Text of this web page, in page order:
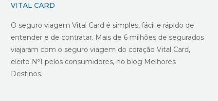
VITAL CARD
O seguro viagem Vital Card é simples, fácil e rápido de
entender e de contratar. Mais de 6 milhões de segurados
viajaram com o seguro viagem do coração Vital Card,
eleito Nº1 pelos consumidores, no blog Melhores
Destinos.